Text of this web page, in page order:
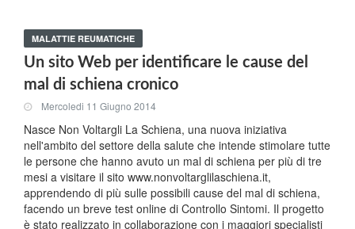
MALATTIE REUMATICHE
Un sito Web per identificare le cause del
mal di schiena cronico
Mercoledi 11 Giugno 2014
Nasce Non Voltargli La Schiena, una nuova iniziativa
nell'ambito del settore della salute che intende stimolare tutte
le persone che hanno avuto un mal di schiena per più di tre
mesi a visitare il sito www.nonvoltarglilaschiena.it,
apprendendo di più sulle possibili cause del mal di schiena,
facendo un breve test online di Controllo Sintomi. Il progetto
è stato realizzato in collaborazione con i maggiori specialisti